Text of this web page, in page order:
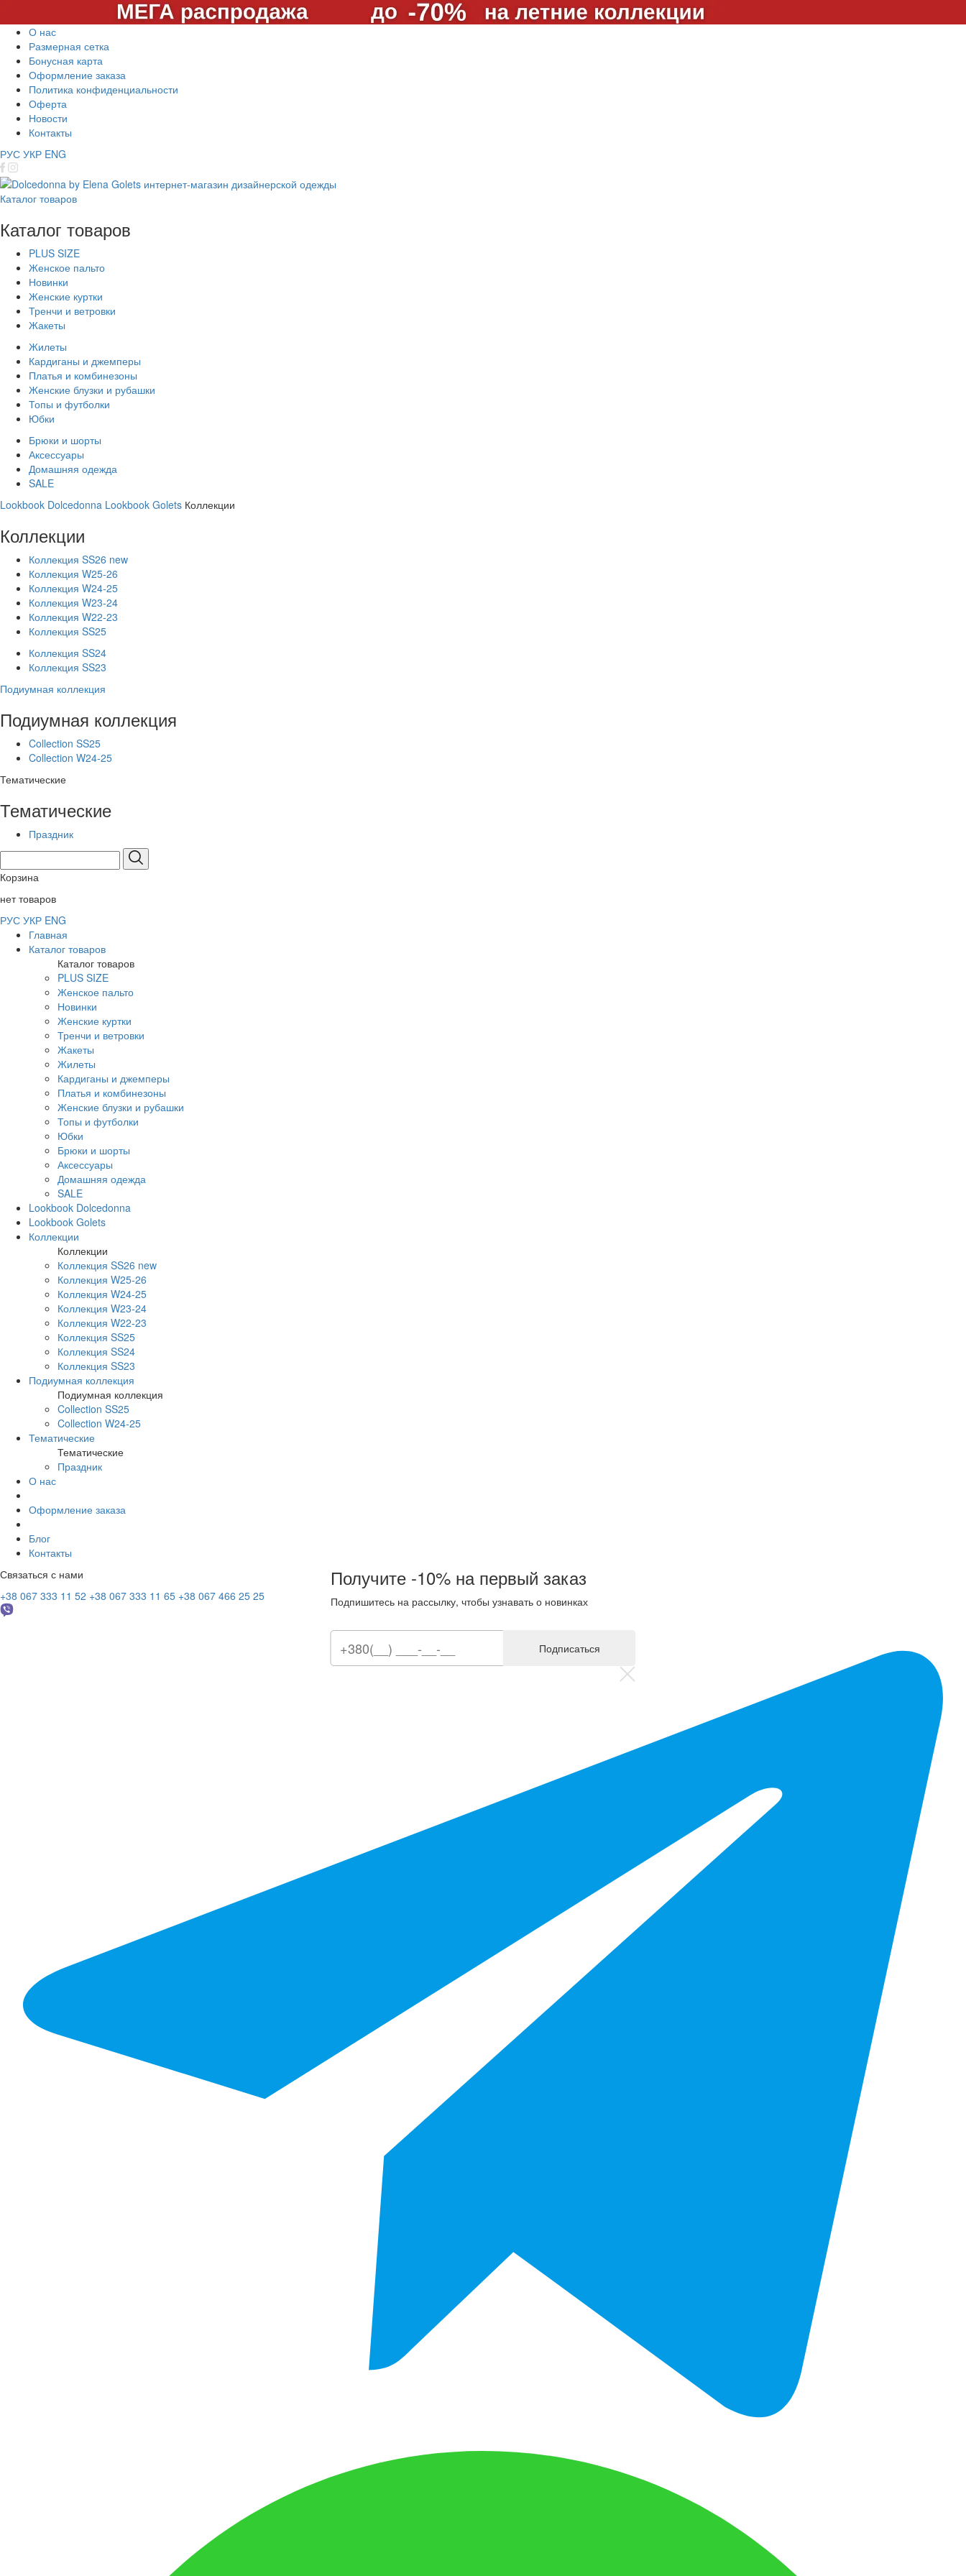
О нас
Размерная сетка
Бонусная карта
Оформление заказа
Политика конфиденциальности
Оферта
Новости
Контакты
РУС УКР ENG
Каталог товаров
Каталог товаров
PLUS SIZE
Женское пальто
Новинки
Женские куртки
Тренчи и ветровки
Жакеты
Жилеты
Кардиганы и джемперы
Платья и комбинезоны
Женские блузки и рубашки
Топы и футболки
Юбки
Брюки и шорты
Аксессуары
Домашняя одежда
SALE
Lookbook Dolcedonna Lookbook Golets Коллекции
Коллекции
Коллекция SS26 new
Коллекция W25-26
Коллекция W24-25
Коллекция W23-24
Коллекция W22-23
Коллекция SS25
Коллекция SS24
Коллекция SS23
Подиумная коллекция
Подиумная коллекция
Collection SS25
Collection W24-25
Тематические
Тематические
Праздник
Корзина
нет товаров
РУС УКР ENG
Главная
Каталог товаров
Каталог товаров
PLUS SIZE
Женское пальто
Новинки
Женские куртки
Тренчи и ветровки
Жакеты
Жилеты
Кардиганы и джемперы
Платья и комбинезоны
Женские блузки и рубашки
Топы и футболки
Юбки
Брюки и шорты
Аксессуары
Домашняя одежда
SALE
Lookbook Dolcedonna
Lookbook Golets
Коллекции
Коллекции
Коллекция SS26 new
Коллекция W25-26
Коллекция W24-25
Коллекция W23-24
Коллекция W22-23
Коллекция SS25
Коллекция SS24
Коллекция SS23
Подиумная коллекция
Подиумная коллекция
Collection SS25
Collection W24-25
Тематические
Тематические
Праздник
О нас
Оформление заказа
Блог
Контакты
Связаться с нами
+38 067 333 11 52 +38 067 333 11 65 +38 067 466 25 25
Получите -10% на первый заказ
Подпишитесь на рассылку, чтобы узнавать о новинках
Подписаться